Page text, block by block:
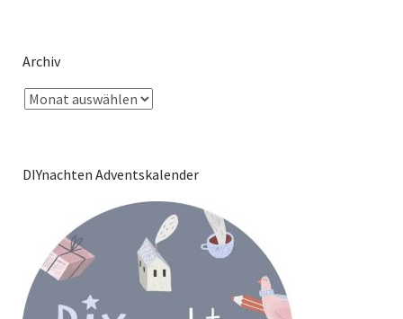
Archiv
DIYnachten Adventskalender